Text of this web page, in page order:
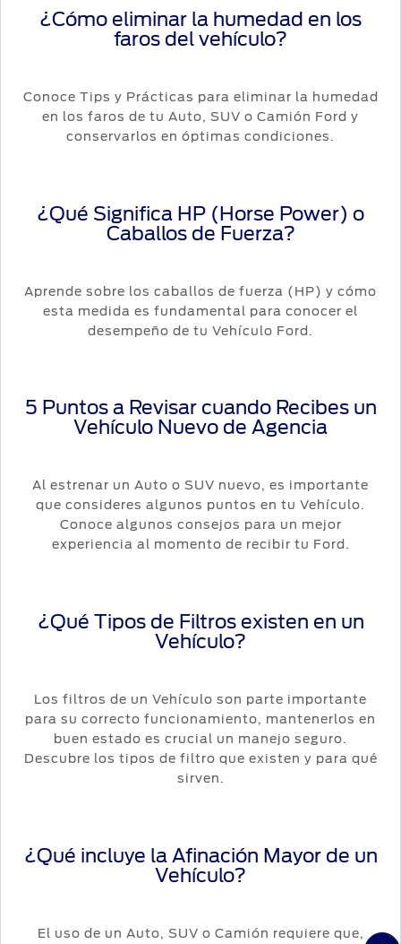
¿Cómo eliminar la humedad en los
faros del vehículo?
Conoce Tips y Prácticas para eliminar la humedad
en los faros de tu Auto, SUV o Camión Ford y
conservarlos en óptimas condiciones.
¿Qué Significa HP (Horse Power) o
Caballos de Fuerza?
Aprende sobre los caballos de fuerza (HP) y cómo
esta medida es fundamental para conocer el
desempeño de tu Vehículo Ford.
5 Puntos a Revisar cuando Recibes un
Vehículo Nuevo de Agencia
Al estrenar un Auto o SUV nuevo, es importante
que consideres algunos puntos en tu Vehículo.
Conoce algunos consejos para un mejor
experiencia al momento de recibir tu Ford.
¿Qué Tipos de Filtros existen en un
Vehículo?
Los filtros de un Vehículo son parte importante
para su correcto funcionamiento, mantenerlos en
buen estado es crucial un manejo seguro.
Descubre los tipos de filtro que existen y para qué
sirven.
¿Qué incluye la Afinación Mayor de un
Vehículo?
El uso de un Auto, SUV o Camión requiere que,